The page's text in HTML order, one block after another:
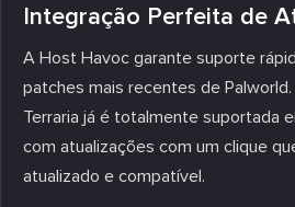
Integração Perfeita de
A Host Havoc garante suporte
patches mais recentes de
Terraria já é totalmente suportada
com atualizações com um clique
atualizado e compatível.